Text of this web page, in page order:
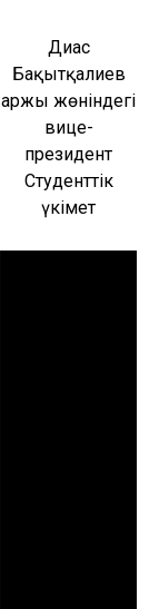
Диас
Бақытқалиев
Қаржы жөніндегі
вице-
президент
Студенттік
үкімет